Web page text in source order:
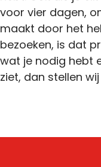
voor vier dagen,
maakt door het
bezoeken, is dat
wat je nodig hebt
ziet, dan stellen